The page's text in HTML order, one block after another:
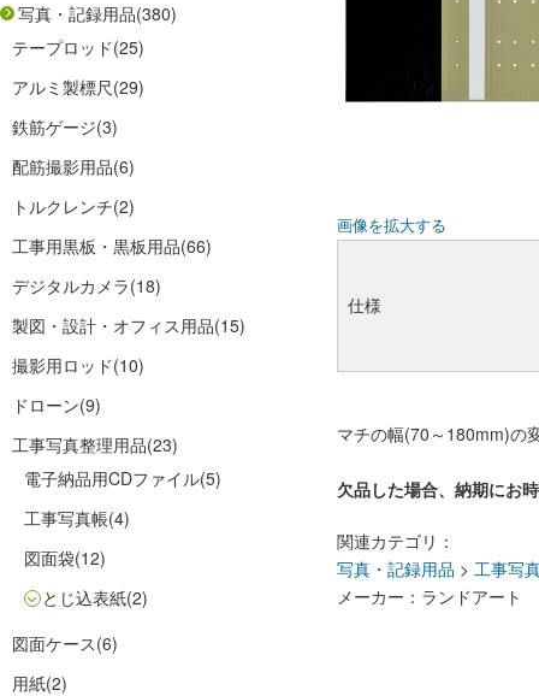
写真・記録用品(380)
テープロッド(25)
アルミ製標尺(29)
鉄筋ゲージ(3)
配筋撮影用品(6)
トルクレンチ(2)
工事用黒板・黒板用品(66)
デジタルカメラ(18)
製図・設計・オフィス用品(15)
撮影用ロッド(10)
ドローン(9)
工事写真整理用品(23)
電子納品用CDファイル(5)
工事写真帳(4)
図面袋(12)
とじ込表紙(2)
図面ケース(6)
用紙(2)
画像を拡大する
仕様
マチの幅(70～180mm)の
欠品した場合、納期にお
関連カテゴリ：
写真・記録用品 > 工事写
メーカー：ランドアート